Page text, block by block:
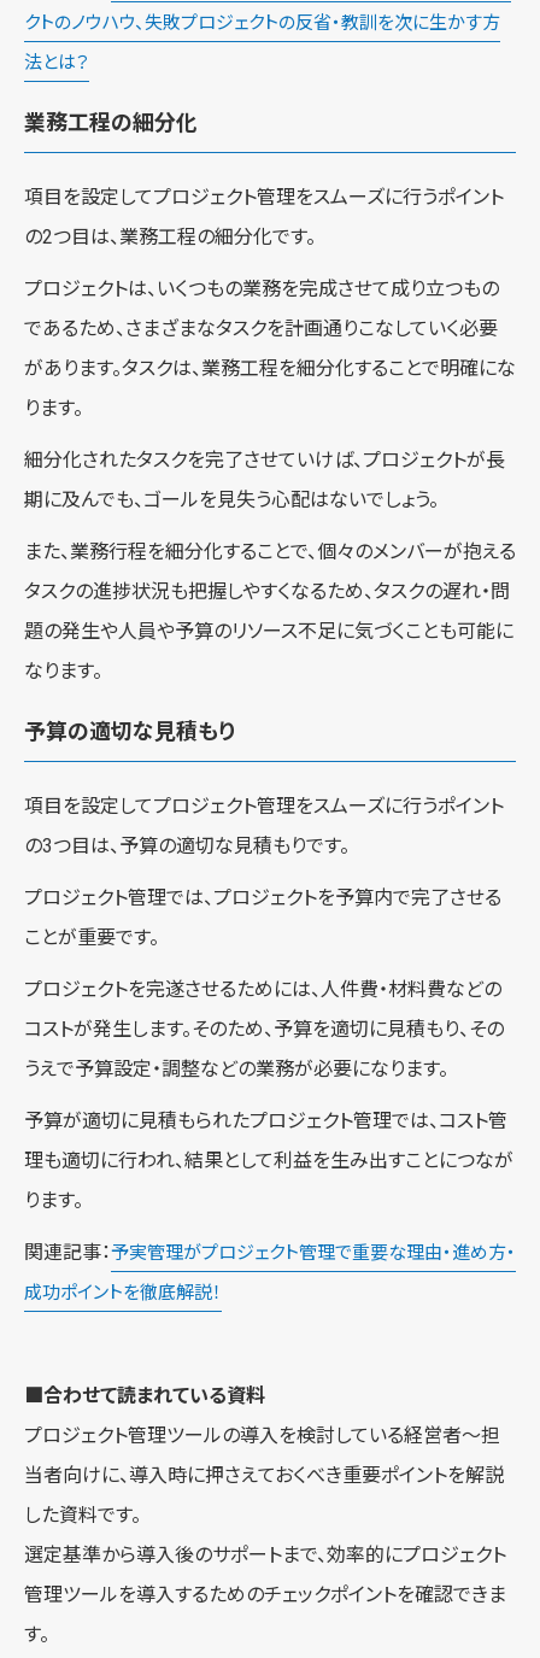
クトのノウハウ、失敗プロジェクトの反省・教訓を次に生かす方
法とは？
業務工程の細分化
項目を設定してプロジェクト管理をスムーズに行うポイント
の2つ目は、業務工程の細分化です。
プロジェクトは、いくつもの業務を完成させて成り立つもの
であるため、さまざまなタスクを計画通りこなしていく必要
があります。タスクは、業務工程を細分化することで明確にな
ります。
細分化されたタスクを完了させていけば、プロジェクトが長
期に及んでも、ゴールを見失う心配はないでしょう。
また、業務行程を細分化することで、個々のメンバーが抱える
タスクの進捗状況も把握しやすくなるため、タスクの遅れ・問
題の発生や人員や予算のリソース不足に気づくことも可能に
なります。
予算の適切な見積もり
項目を設定してプロジェクト管理をスムーズに行うポイント
の3つ目は、予算の適切な見積もりです。
プロジェクト管理では、プロジェクトを予算内で完了させる
ことが重要です。
プロジェクトを完遂させるためには、人件費・材料費などの
コストが発生します。そのため、予算を適切に見積もり、その
うえで予算設定・調整などの業務が必要になります。
予算が適切に見積もられたプロジェクト管理では、コスト管
理も適切に行われ、結果として利益を生み出すことにつなが
ります。
関連記事：予実管理がプロジェクト管理で重要な理由・進め方・
成功ポイントを徹底解説！
■合わせて読まれている資料
プロジェクト管理ツールの導入を検討している経営者～担
当者向けに、導入時に押さえておくべき重要ポイントを解説
した資料です。
選定基準から導入後のサポートまで、効率的にプロジェクト
管理ツールを導入するためのチェックポイントを確認できま
す。